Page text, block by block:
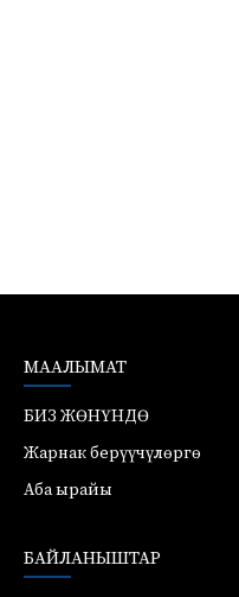
МААЛЫМАТ
БИЗ ЖӨНҮНДӨ
Жарнак берүүчүлөргө
Аба ырайы
БАЙЛАНЫШТАР